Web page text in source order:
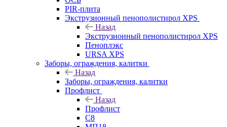
PIR-плита
Экструзионный пенополистирол XPS
Назад
Экструзионный пенополистирол XPS
Пеноплэкс
URSA XPS
Заборы, ограждения, калитки
Назад
Заборы, ограждения, калитки
Профлист
Назад
Профлист
С8